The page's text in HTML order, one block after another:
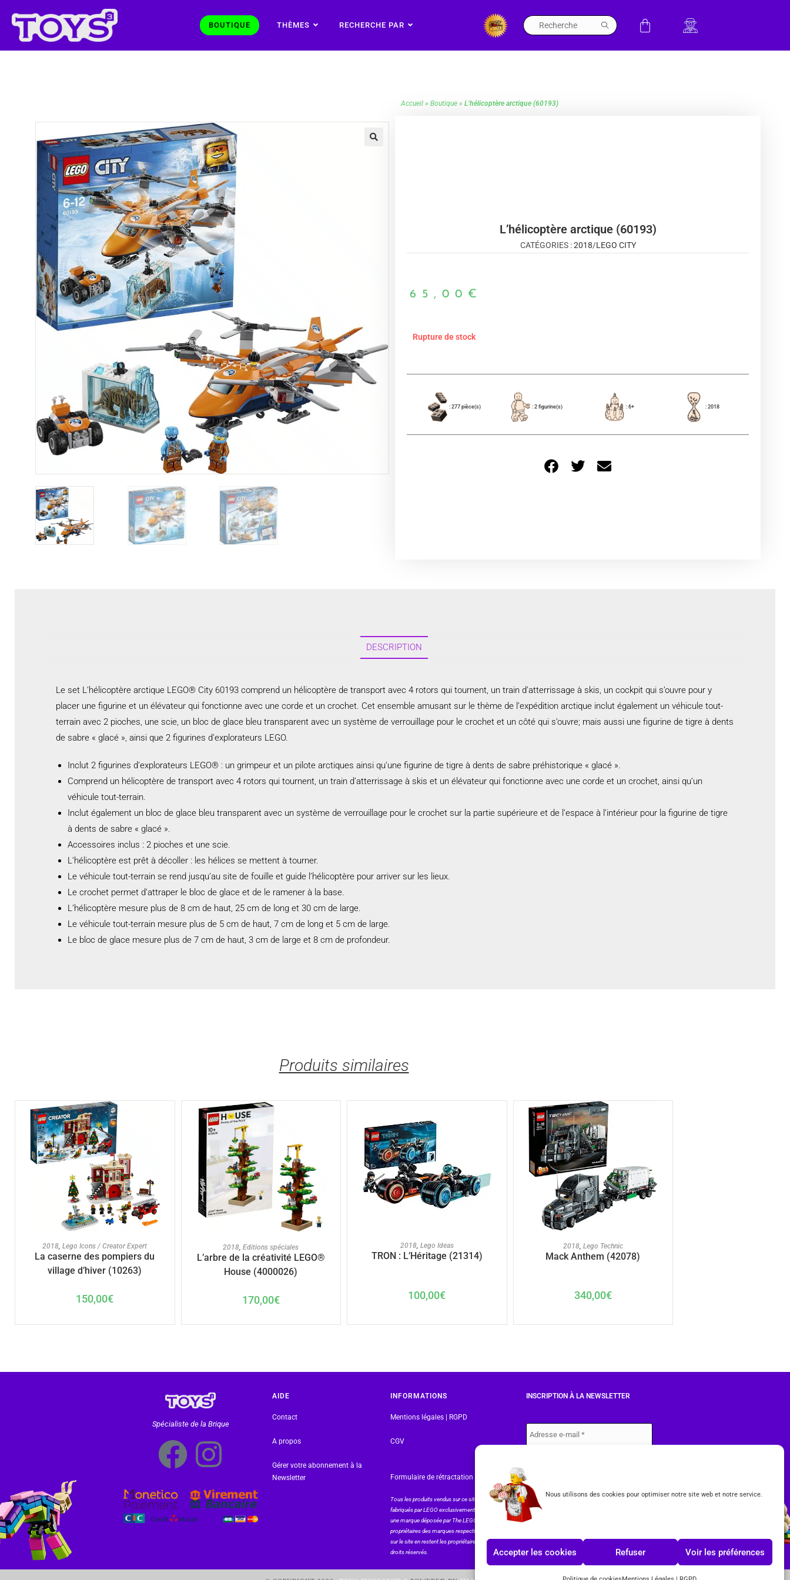
Nous utilisons des cookies pour optimiser notre site web et notre service.
Accepter les cookies Refuser Voir les préférences
BOUTIQUE THÈMES RECHERCHE PAR
Accueil » Boutique » L’hélicoptère arctique (60193)
L’hélicoptère arctique (60193)
CATÉGORIES :2018/LEGO CITY
65,00 €
Rupture de stock
: 277 pièce(s) : 2 figurine(s) : 6+ : 2018
DESCRIPTION
Le set L’hélicoptère arctique LEGO® City 60193 comprend un hélicoptère de transport avec 4 rotors qui tournent, un train d’atterrissage à skis, un cockpit qui s’ouvre pour y
placer une figurine et un élévateur qui fonctionne avec une corde et un crochet. Cet ensemble amusant sur le thème de l’expédition arctique inclut également un véhicule tout-
terrain avec 2 pioches, une scie, un bloc de glace bleu transparent avec un système de verrouillage pour le crochet et un côté qui s’ouvre; mais aussi une figurine de tigre à dents
de sabre « glacé », ainsi que 2 figurines d’explorateurs LEGO.
Inclut 2 figurines d’explorateurs LEGO® : un grimpeur et un pilote arctiques ainsi qu’une figurine de tigre à dents de sabre préhistorique « glacé ».
Comprend un hélicoptère de transport avec 4 rotors qui tournent, un train d’atterrissage à skis et un élévateur qui fonctionne avec une corde et un crochet, ainsi qu’un
véhicule tout-terrain.
Inclut également un bloc de glace bleu transparent avec un système de verrouillage pour le crochet sur la partie supérieure et de l’espace à l’intérieur pour la figurine de tigre
à dents de sabre « glacé ».
Accessoires inclus : 2 pioches et une scie.
L’hélicoptère est prêt à décoller : les hélices se mettent à tourner.
Le véhicule tout-terrain se rend jusqu’au site de fouille et guide l’hélicoptère pour arriver sur les lieux.
Le crochet permet d’attraper le bloc de glace et de le ramener à la base.
L’hélicoptère mesure plus de 8 cm de haut, 25 cm de long et 30 cm de large.
Le véhicule tout-terrain mesure plus de 5 cm de haut, 7 cm de long et 5 cm de large.
Le bloc de glace mesure plus de 7 cm de haut, 3 cm de large et 8 cm de profondeur.
Produits similaires
AJOUTER AU PANIER
2018,Lego Icons / Creator Expert
La caserne des pompiers du
village d’hiver (10263)
150,00€
AJOUTER AU PANIER
2018,Editions spéciales
L’arbre de la créativité LEGO®
House (4000026)
170,00€
AJOUTER AU PANIER
2018, Lego Ideas
TRON : L’Héritage (21314)
100,00€
AJOUTER AU PANIER
2018, Lego Technic
Mack Anthem (42078)
340,00€
Spécialiste de la Brique
AIDE
Contact
A propos
Gérer votre abonnement à la
Newsletter
INFORMATIONS
Mentions légales | RGPD
CGV
Formulaire de rétractation
Tous les produits vendus sur ce site sont
fabriqués par LEGO exclusivement. LEGO® est
une marque déposée par The LEGO Group. Les
propriétaires des marques respectives citées
sur le site en restent les propriétaires. Tous
droits réservés.
INSCRIPTION À LA NEWSLETTER